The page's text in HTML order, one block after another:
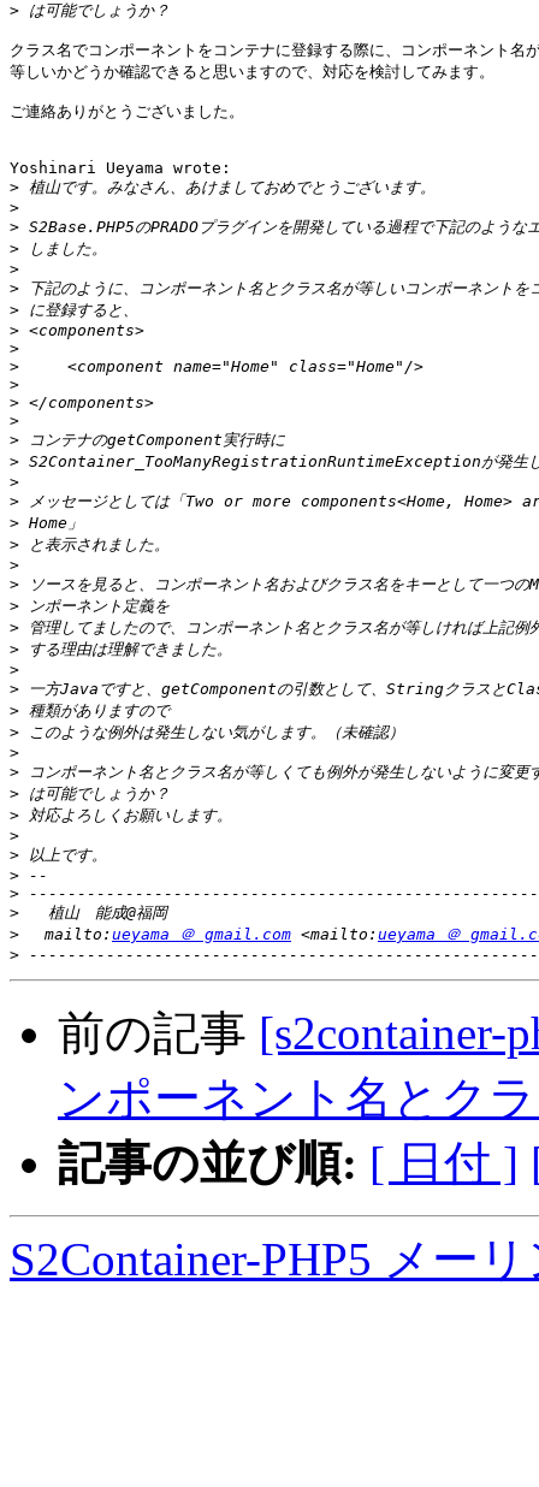
>
クラス名でコンポーネントをコンテナに登録する際に、コンポーネント名
等しいかどうか確認できると思いますので、対応を検討してみます。
ご連絡ありがとうございました。
Yoshinari Ueyama wrote:
>
>
>
>
>
>
>
>
>
>
>
>
>
>
>
>
>
>
>
>
>
>
>
>
>
>
>
>
>
>
>
>
>
>
>
>
>
> mailto: ueyama ＠ gmail.com <mailto: ueyama ＠
>
前の記事 [s2container-
ンポーネント名とク
記事の並び順: [ 日付 ]
S2Container-PHP5 メー